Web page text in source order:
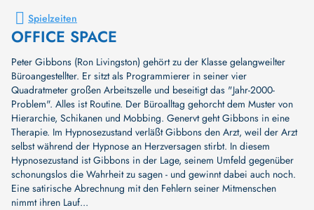
Spielzeiten
OFFICE SPACE
Peter Gibbons (Ron Livingston) gehört zu der Klasse gelangweilter
Büroangestellter. Er sitzt als Programmierer in seiner vier
Quadratmeter großen Arbeitszelle und beseitigt das "Jahr-2000-
Problem". Alles ist Routine. Der Büroalltag gehorcht dem Muster von
Hierarchie, Schikanen und Mobbing. Genervt geht Gibbons in eine
Therapie. Im Hypnosezustand verläßt Gibbons den Arzt, weil der Arzt
selbst während der Hypnose an Herzversagen stirbt. In diesem
Hypnosezustand ist Gibbons in der Lage, seinem Umfeld gegenüber
schonungslos die Wahrheit zu sagen - und gewinnt dabei auch noch.
Eine satirische Abrechnung mit den Fehlern seiner Mitmenschen
nimmt ihren Lauf...